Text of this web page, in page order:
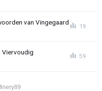
van Vingegaard
19
Viervoudig
59